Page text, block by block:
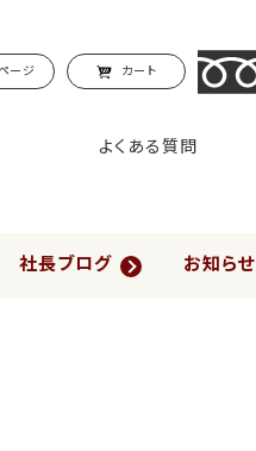
ージ カート
よくある質問
社長ブログ お知らせ